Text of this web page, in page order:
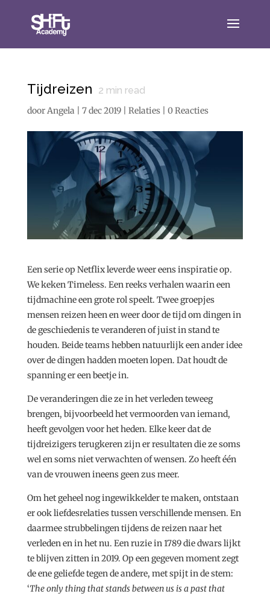
Tijdreizen 2 min read
doorAngela 7 dec 2019| Relaties| 0 Reacties
Een serie op Netflix leverde weer eens inspiratie op.
We keken Timeless. Een reeks verhalen waarin een
tijdmachine een grote rol speelt. Twee groepjes
mensen reizen heen en weer door de tijd om dingen in
de geschiedenis te veranderen of juist in stand te
houden. Beide teams hebben natuurlijk een ander idee
over de dingen hadden moeten lopen. Dat houdt de
spanning er een beetje in.
De veranderingen die ze in het verleden teweeg
brengen, bijvoorbeeld het vermoorden van iemand,
heeft gevolgen voor het heden. Elke keer dat de
tijdreizigers terugkeren zijn er resultaten die ze soms
wel en soms niet verwachten of wensen. Zo heeft één
van de vrouwen ineens geen zus meer.
Om het geheel nog ingewikkelder te maken, ontstaan
er ook liefdesrelaties tussen verschillende mensen. En
daarmee strubbelingen tijdens de reizen naar het
verleden en in het nu. Een ruzie in 1789 die dwars lijkt
te blijven zitten in 2019. Op een gegeven moment zegt
de ene geliefde tegen de andere, met spijt in de stem:
‘The only thing that stands between us is a past that